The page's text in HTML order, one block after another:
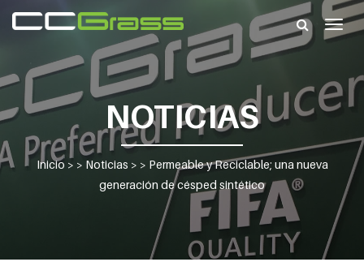
NOTICIAS
Inicio > > Noticias > > Permeable y Reciclable; una nueva
generación de césped sintético